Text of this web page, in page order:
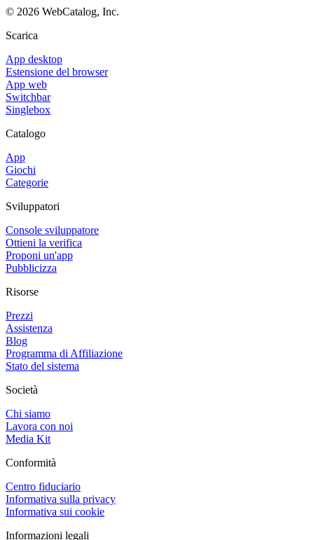
© 2026 WebCatalog, Inc.
Scarica
App desktop
Estensione del browser
App web
Switchbar
Singlebox
Catalogo
App
Giochi
Categorie
Sviluppatori
Console sviluppatore
Ottieni la verifica
Proponi un'app
Pubblicizza
Risorse
Prezzi
Assistenza
Blog
Programma di Affiliazione
Stato del sistema
Società
Chi siamo
Lavora con noi
Media Kit
Conformità
Centro fiduciario
Informativa sulla privacy
Informativa sui cookie
Informazioni legali